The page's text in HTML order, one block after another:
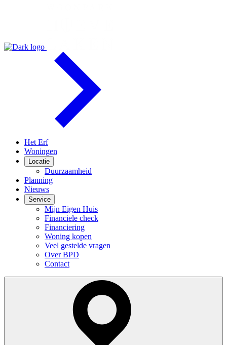
Het Erf
Woningen
Locatie
Duurzaamheid
Planning
Nieuws
Service
Mijn Eigen Huis
Financiele check
Financiering
Woning kopen
Veel gestelde vragen
Over BPD
Contact